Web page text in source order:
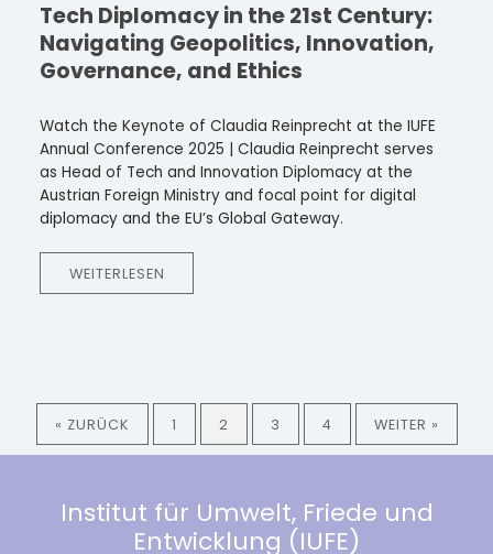
Tech Diplomacy in the 21st Century:
Navigating Geopolitics, Innovation,
Governance, and Ethics
Watch the Keynote of Claudia Reinprecht at the IUFE
Annual Conference 2025 | Claudia Reinprecht serves
as Head of Tech and Innovation Diplomacy at the
Austrian Foreign Ministry and focal point for digital
diplomacy and the EU’s Global Gateway.
WEITERLESEN
« ZURÜCK 1 2 3 4 WEITER »
Institut für Umwelt, Friede und
Entwicklung (IUFE)